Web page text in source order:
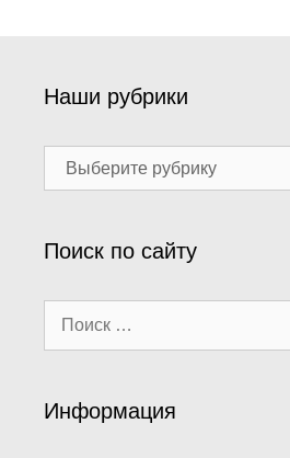
Наши рубрики
Наши
рубрики
Поиск по сайту
Поиск:
Информация